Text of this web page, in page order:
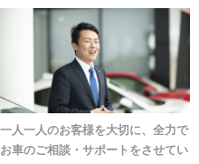
一人一人のお客様を大切に、全力で
お車のご相談・サポートをさせてい